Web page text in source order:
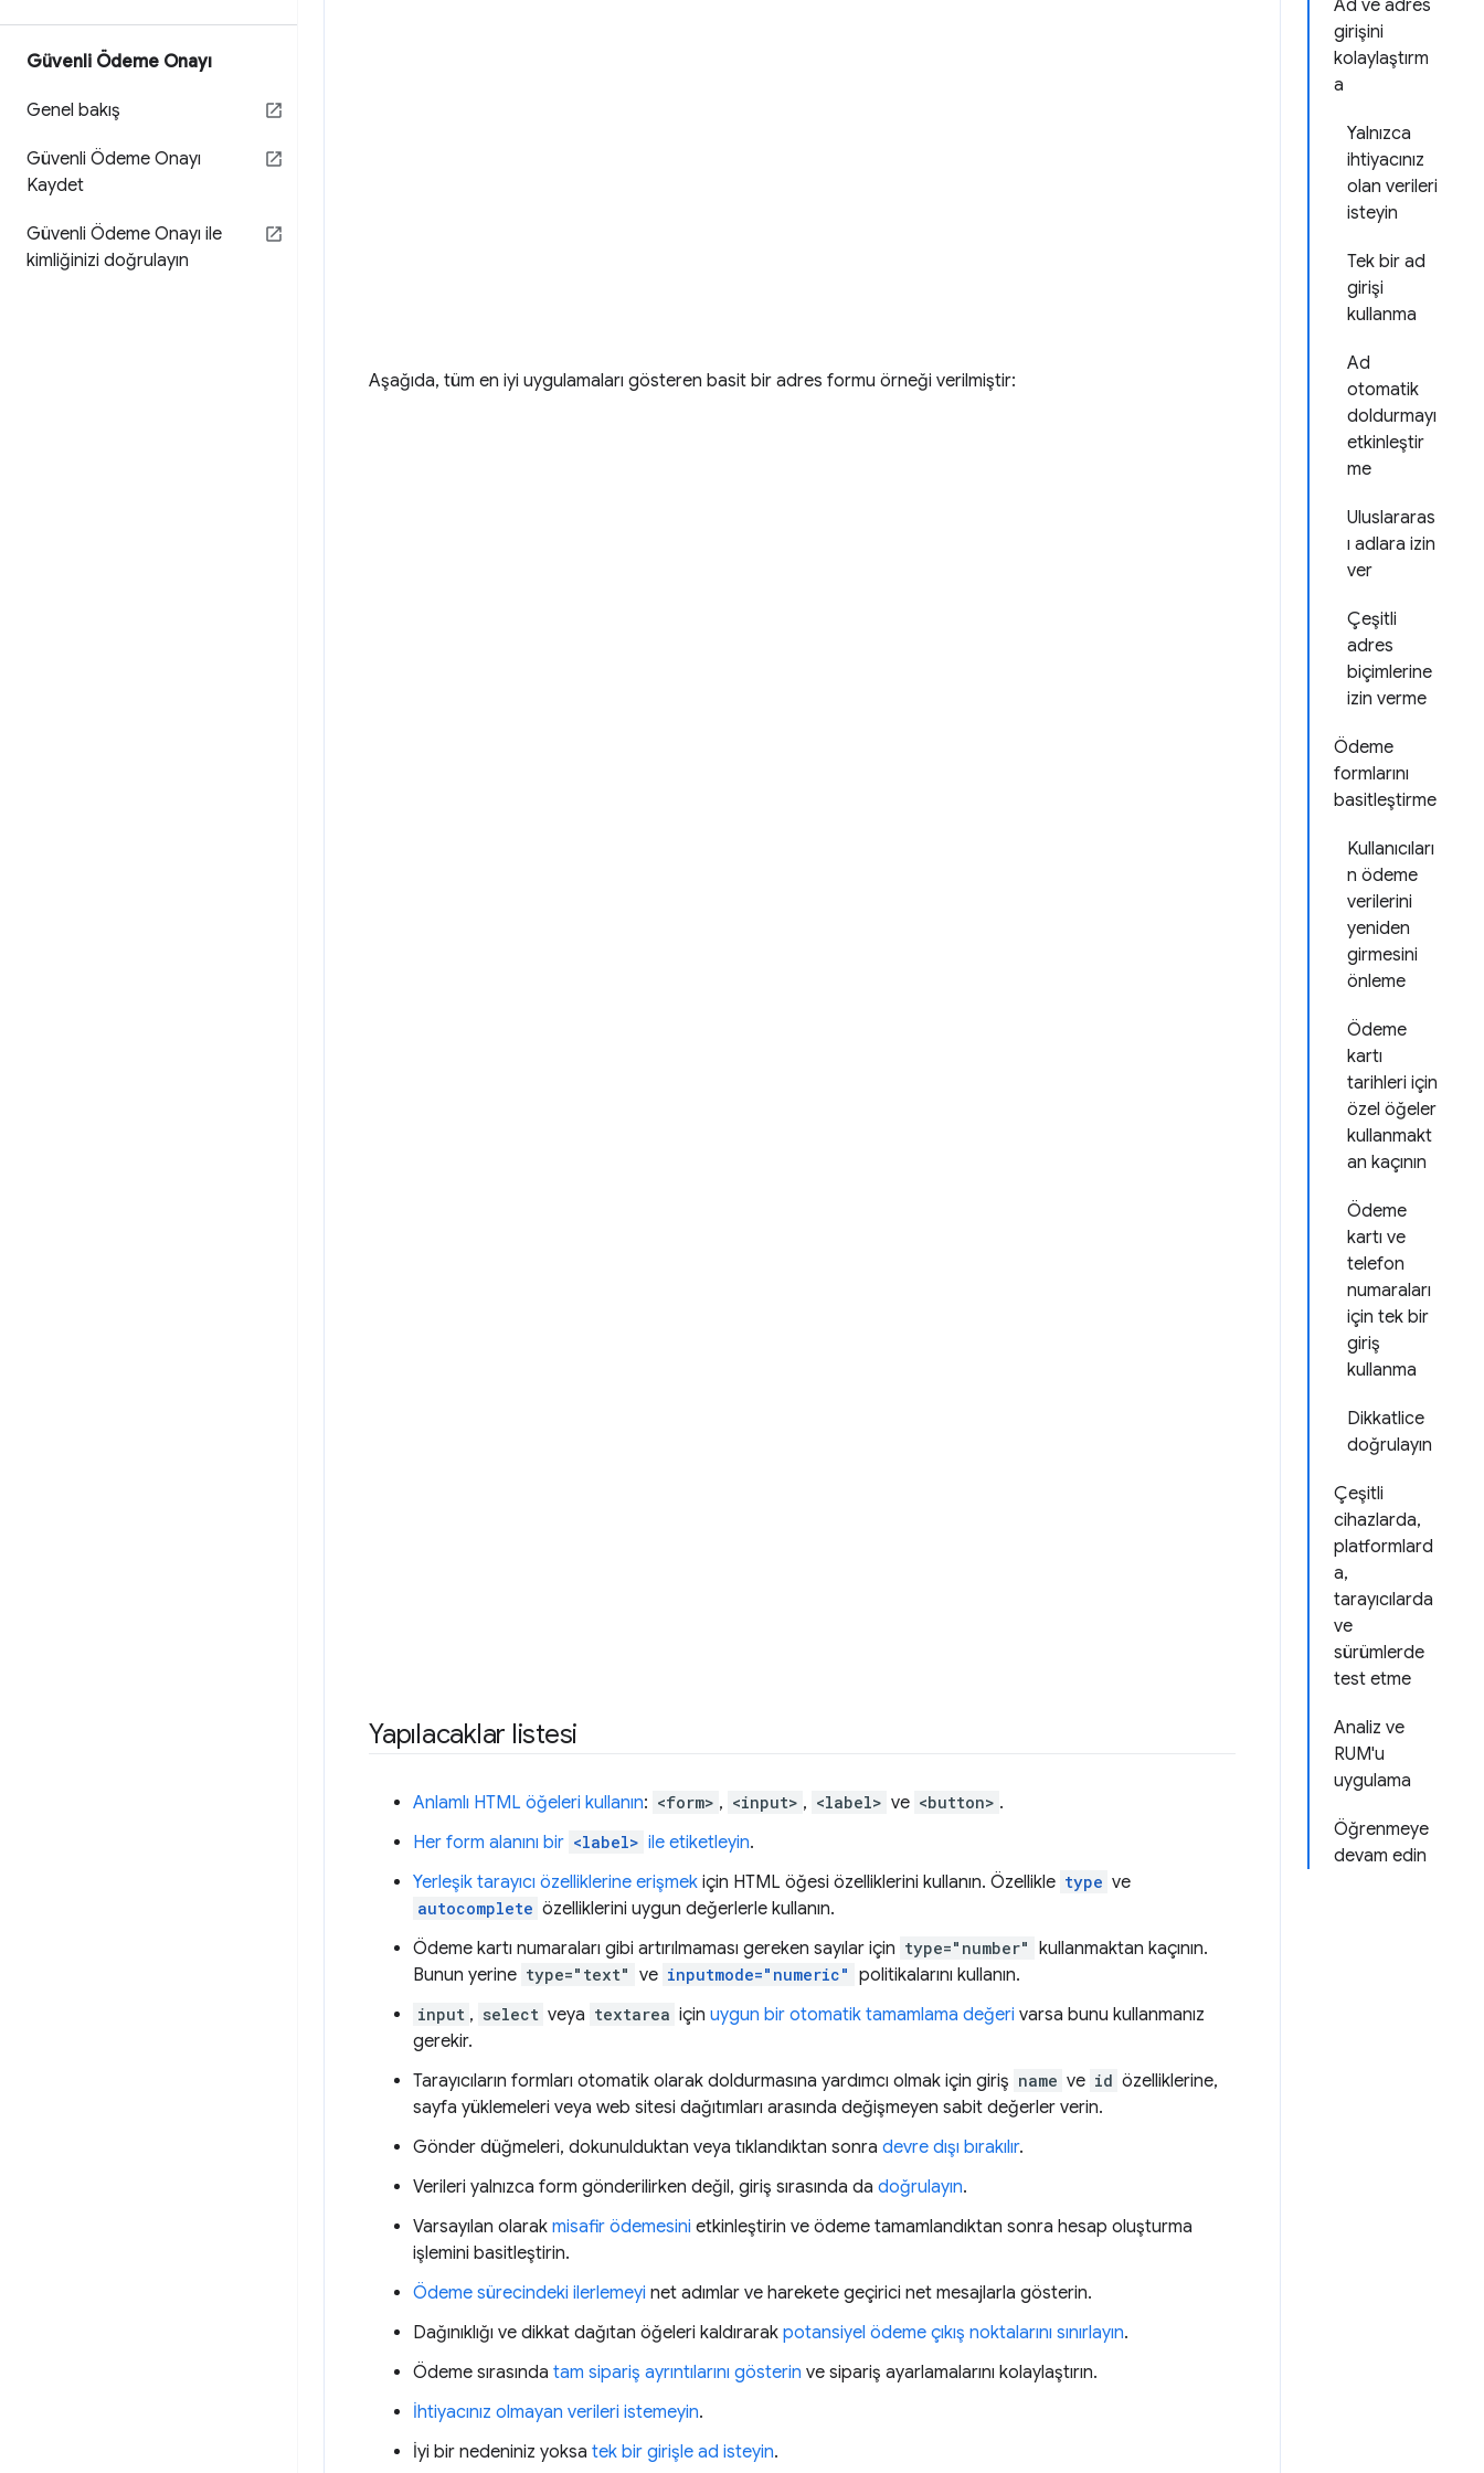
Güvenli Ödeme Onayı
Genel bakış
Güvenli Ödeme Onayı
Kaydet
Güvenli Ödeme Onayı ile
kimliğinizi doğrulayın
Ad ve adres
girişini
kolaylaştırm
a
Yalnızca
ihtiyacınız
olan verileri
isteyin
Tek bir ad
girişi
kullanma
Ad
otomatik
doldurmayı
etkinleştir
me
Uluslararas
ı adlara izin
ver
Çeşitli
adres
biçimlerine
izin verme
Ödeme
formlarını
basitleştirme
Kullanıcıları
n ödeme
verilerini
yeniden
girmesini
önleme
Ödeme
kartı
tarihleri için
özel öğeler
kullanmakt
an kaçının
Ödeme
kartı ve
telefon
numaraları
için tek bir
giriş
kullanma
Dikkatlice
doğrulayın
Çeşitli
cihazlarda,
platformlard
a,
tarayıcılarda
ve
sürümlerde
test etme
Analiz ve
RUM'u
uygulama
Öğrenmeye
devam edin
Aşağıda, tüm en iyi uygulamaları gösteren basit bir adres formu örneği verilmiştir:
Yapılacaklar listesi
Anlamlı HTML öğeleri kullanın: <form> , <input> , <label> ve <button> .
Her form alanını bir <label> ile etiketleyin.
Yerleşik tarayıcı özelliklerine erişmek için HTML öğesi özelliklerini kullanın. Özellikle type ve
autocomplete özelliklerini uygun değerlerle kullanın.
Ödeme kartı numaraları gibi artırılmaması gereken sayılar için type="number" kullanmaktan kaçının.
Bunun yerine type="text" ve inputmode="numeric" politikalarını kullanın.
input , select veya textarea için uygun bir otomatik tamamlama değeri varsa bunu kullanmanız
gerekir.
Tarayıcıların formları otomatik olarak doldurmasına yardımcı olmak için giriş name ve id özelliklerine,
sayfa yüklemeleri veya web sitesi dağıtımları arasında değişmeyen sabit değerler verin.
Gönder düğmeleri, dokunulduktan veya tıklandıktan sonra devre dışı bırakılır.
Verileri yalnızca form gönderilirken değil, giriş sırasında da doğrulayın.
Varsayılan olarak misafir ödemesini etkinleştirin ve ödeme tamamlandıktan sonra hesap oluşturma
işlemini basitleştirin.
Ödeme sürecindeki ilerlemeyi net adımlar ve harekete geçirici net mesajlarla gösterin.
Dağınıklığı ve dikkat dağıtan öğeleri kaldırarak potansiyel ödeme çıkış noktalarını sınırlayın.
Ödeme sırasında tam sipariş ayrıntılarını gösterin ve sipariş ayarlamalarını kolaylaştırın.
İhtiyacınız olmayan verileri istemeyin.
İyi bir nedeniniz yoksa tek bir girişle ad isteyin.